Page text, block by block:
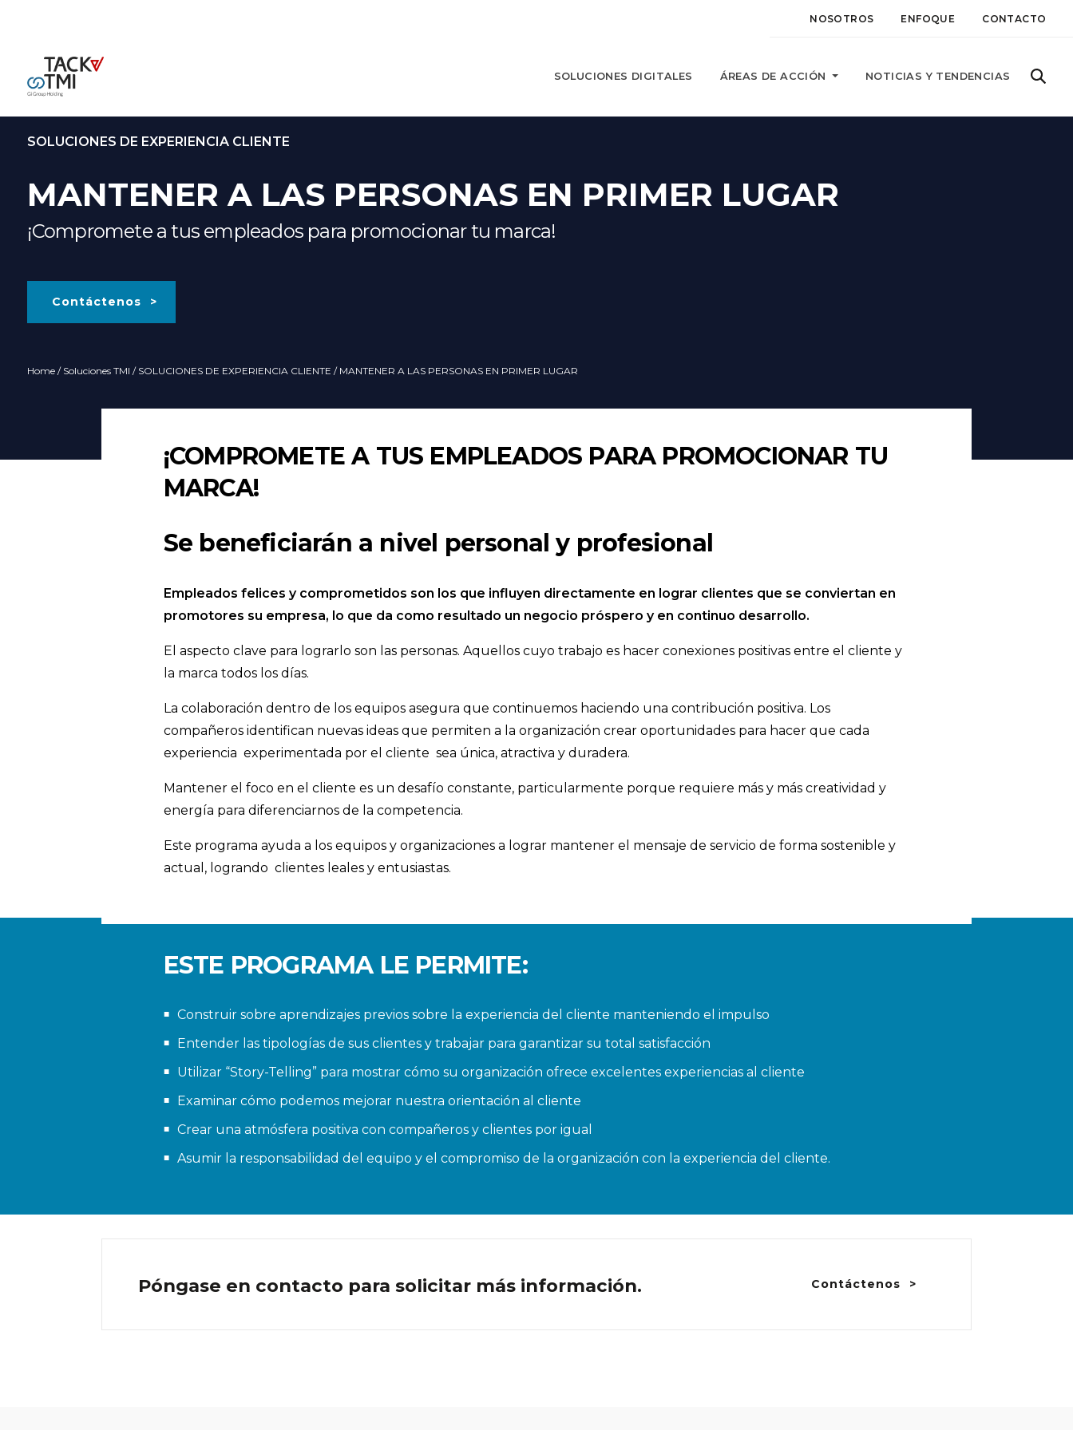
NOSOTROS ENFOQUE CONTACTO
SOLUCIONES DIGITALES ÁREAS DE ACCIÓN NOTICIAS Y TENDENCIAS
SOLUCIONES DE EXPERIENCIA CLIENTE
MANTENER A LAS PERSONAS EN PRIMER LUGAR
¡Compromete a tus empleados para promocionar tu marca!
Contáctenos
Home/ Soluciones TMI / SOLUCIONES DE EXPERIENCIA CLIENTE / MANTENER A LAS PERSONAS EN PRIMER LUGAR
¡COMPROMETE A TUS EMPLEADOS PARA PROMOCIONAR TU
MARCA!
Se beneficiarán a nivel personal y profesional
Empleados felices y comprometidos son los que influyen directamente en lograr clientes que se conviertan en
promotores su empresa, lo que da como resultado un negocio próspero y en continuo desarrollo.
El aspecto clave para lograrlo son las personas. Aquellos cuyo trabajo es hacer conexiones positivas entre el cliente y
la marca todos los días.
La colaboración dentro de los equipos asegura que continuemos haciendo una contribución positiva. Los
compañeros identifican nuevas ideas que permiten a la organización crear oportunidades para hacer que cada
experiencia experimentada por el cliente sea única, atractiva y duradera.
Mantener el foco en el cliente es un desafío constante, particularmente porque requiere más y más creatividad y
energía para diferenciarnos de la competencia.
Este programa ayuda a los equipos y organizaciones a lograr mantener el mensaje de servicio de forma sostenible y
actual, logrando clientes leales y entusiastas.
ESTE PROGRAMA LE PERMITE:
Construir sobre aprendizajes previos sobre la experiencia del cliente manteniendo el impulso
Entender las tipologías de sus clientes y trabajar para garantizar su total satisfacción
Utilizar “Story-Telling” para mostrar cómo su organización ofrece excelentes experiencias al cliente
Examinar cómo podemos mejorar nuestra orientación al cliente
Crear una atmósfera positiva con compañeros y clientes por igual
Asumir la responsabilidad del equipo y el compromiso de la organización con la experiencia del cliente.
Póngase en contacto para solicitar más información. Contáctenos